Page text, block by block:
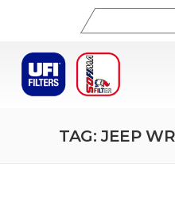
Rechercher :
TAG: JEEP